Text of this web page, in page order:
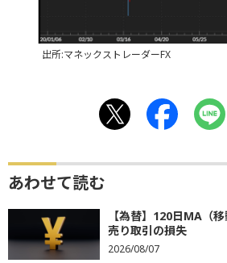
出所:マネックストレーダーFX
あわせて読む
【為替】120日MA（
売り取引の損失
2026/08/07